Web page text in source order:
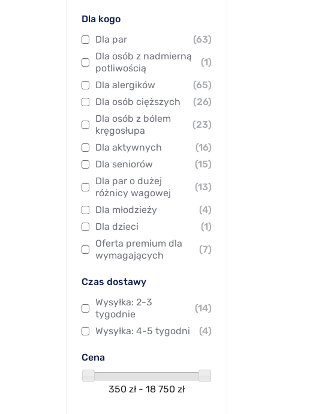
Dla kogo
Dla par
(63)
Dla osób z nadmierną
potliwością
(1)
Dla alergików
(65)
Dla osób cięższych
(26)
Dla osób z bólem
kręgosłupa
(23)
Dla aktywnych
(16)
Dla seniorów
(15)
Dla par o dużej
różnicy wagowej
(13)
Dla młodzieży
(4)
Dla dzieci
(1)
Oferta premium dla
wymagających
(7)
Czas dostawy
Wysyłka: 2-3
tygodnie
(14)
Wysyłka: 4-5 tygodni
(4)
Cena
350 zł - 18 750 zł